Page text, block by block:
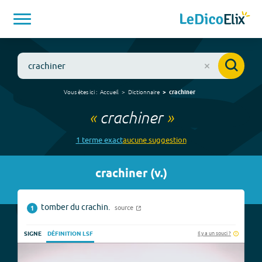
Vous êtes ici : Accueil Dictionnaire crachiner
« crachiner»
1 termeexactaucunesuggestion
crachiner(v.)
1 tomber du crachin. source
SIGNE DÉFINITION LSF Il y a un souci ?